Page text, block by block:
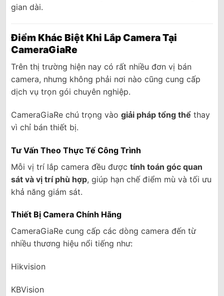
gian dài.
Điểm Khác Biệt Khi Lắp Camera Tại
CameraGiaRe
Trên thị trường hiện nay có rất nhiều đơn vị bán
camera, nhưng không phải nơi nào cũng cung cấp
dịch vụ trọn gói chuyên nghiệp.
CameraGiaRe chú trọng vào giải pháp tổng thể thay
vì chỉ bán thiết bị.
Tư Vấn Theo Thực Tế Công Trình
Mỗi vị trí lắp camera đều được tính toán góc quan
sát và vị trí phù hợp, giúp hạn chế điểm mù và tối ưu
khả năng giám sát.
Thiết Bị Camera Chính Hãng
CameraGiaRe cung cấp các dòng camera đến từ
nhiều thương hiệu nổi tiếng như:
Hikvision
KBVision